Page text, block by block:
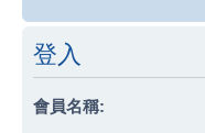
登入
會員名稱: